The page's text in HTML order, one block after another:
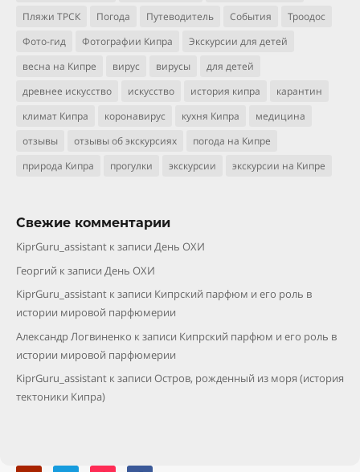
Пляжи ТРСК
Погода Путеводитель События
Троодос
Фото-гид
Фотографии Кипра
Экскурсии для детей
весна на Кипре
вирус вирусы
для детей
древнее искусство
искусство история кипра
карантин
климат Кипра
коронавирус кухня Кипра
медицина
отзывы
отзывы об экскурсиях
погода на Кипре
природа Кипра
прогулки экскурсии экскурсии на Кипре
Свежие комментарии
KiprGuru_assistant к записи День ОХИ
Георгий к записи День ОХИ
KiprGuru_assistant к записи Кипрский парфюм и его роль в
истории мировой парфюмерии
Александр Логвиненко к записи Кипрский парфюм и его роль в
истории мировой парфюмерии
KiprGuru_assistant к записи Остров, рожденный из моря (история
тектоники Кипра)